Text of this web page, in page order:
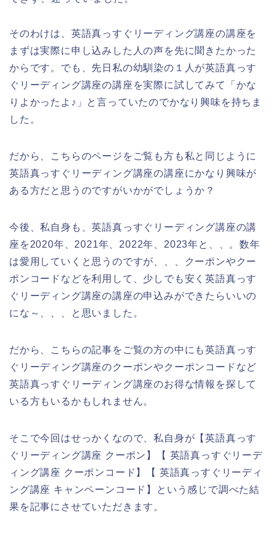
そのわけは、英語真っすぐリーディング講座の講座を
まずは実際に申し込みした人の声を先に聞きたかった
からです。でも、先日私の幼馴染の１人が英語真っす
ぐリーディング講座の講座を実際に試してみて「かな
りよかったよ♪」と言っていたのでかなり興味を持ちま
した。
だから、こちらのページをご覧も方も私と同じように
英語真っすぐリーディング講座の講座にかなり興味が
ある方だと思うのですがいかがでしょうか？
今後、私自身も、英語真っすぐリーディング講座の講
座を2020年、2021年、2022年、2023年と、、。数年
は愛用していくと思うのですが、、、クーポンやクー
ポンコードなどを利用して、少しでも安く英語真っす
ぐリーディング講座の講座の申込みができたらいいの
にな～、、、と思いました。
だから、こちらの記事をご覧の方の中にも英語真っす
ぐリーディング講座のクーポンやクーポンコードなど
英語真っすぐリーディング講座のお得な情報を探して
いる方もいるかもしれません。
そこで今回はせっかくなので、私自身が【英語真っす
ぐリーディング講座 クーポン】【 英語真っすぐリーデ
ィング講座 クーポンコード】【 英語真っすぐリーディ
ング講座 キャンペーンコード】という感じで調べた結
果を記事にさせていただきます。